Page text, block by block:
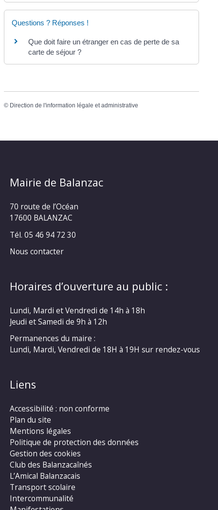
Questions ? Réponses !
Que doit faire un étranger en cas de perte de sa
carte de séjour ?
© Direction de l'information légale et administrative
Mairie de Balanzac
70 route de l’Océan
17600 BALANZAC
Tél. 05 46 94 72 30
Nous contacter
Horaires d’ouverture au public :
Lundi, Mardi et Vendredi de 14h à 18h
Jeudi et Samedi de 9h à 12h
Permanences du maire :
Lundi, Mardi, Vendredi de 18H à 19H sur rendez-vous
Liens
Accessibilité : non conforme
Plan du site
Mentions légales
Politique de protection des données
Gestion des cookies
Club des Balanzacaînés
L’Amical Balanzacais
Transport scolaire
Intercommunalité